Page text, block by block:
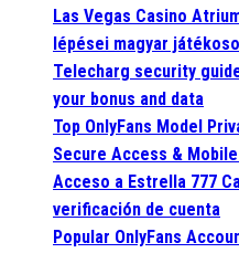
Las Vegas Casino
lépései magyar
Telecharg security
your bonus and data
Top OnlyFans Model
Secure Access &
Acceso a Estrella 777
verificación de cuenta
Popular OnlyFans